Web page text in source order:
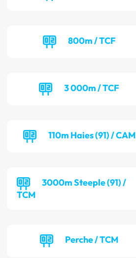
800m / TCF
3 000m / TCF
110m Haies (91) / CAM
3000m Steeple (91) /
TCM
Perche / TCM